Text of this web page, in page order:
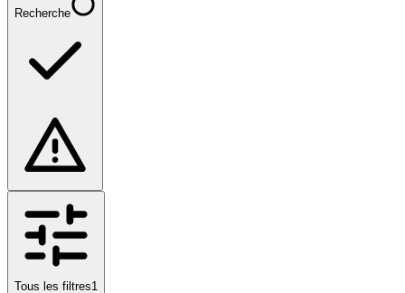
Recherche
Tous les filtres1